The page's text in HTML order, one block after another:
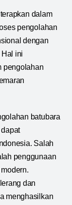
dalam
pengolahan
dengan
ini
pengolahan
batubara
Salah
penggunaan
dan
menghasilkan